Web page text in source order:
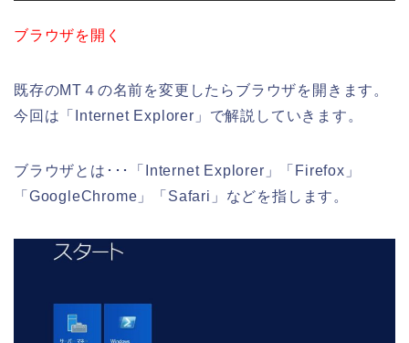
ブラウザを開く
既存のMT４の名前を変更したらブラウザを開きます。
今回は「Internet Explorer」で解説していきます。
ブラウザとは･･･「Internet Explorer」「Firefox」
「GoogleChrome」「Safari」などを指します。